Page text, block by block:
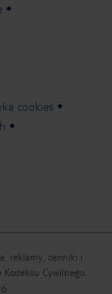
cookies
reklamy, cenniki i
Cywilnego.